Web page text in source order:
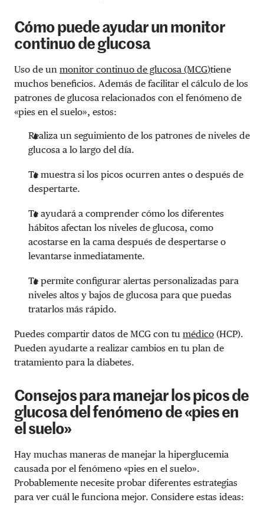
Cómo puede ayudar un monitor
continuo de glucosa
Uso de un monitor continuo de glucosa (MCG)tiene
muchos beneficios. Además de facilitar el cálculo de los
patrones de glucosa relacionados con el fenómeno de
«pies en el suelo», estos:
Realiza un seguimiento de los patrones de niveles de
glucosa a lo largo del día.
Te muestra si los picos ocurren antes o después de
despertarte.
Te ayudará a comprender cómo los diferentes
hábitos afectan los niveles de glucosa, como
acostarse en la cama después de despertarse o
levantarse inmediatamente.
Te permite configurar alertas personalizadas para
niveles altos y bajos de glucosa para que puedas
tratarlos más rápido.
Puedes compartir datos de MCG con tu médico (HCP).
Pueden ayudarte a realizar cambios en tu plan de
tratamiento para la diabetes.
Consejos para manejar los picos de
glucosa del fenómeno de «pies en
el suelo»
Hay muchas maneras de manejar la hiperglucemia
causada por el fenómeno «pies en el suelo».
Probablemente necesite probar diferentes estrategias
para ver cuál le funciona mejor. Considere estas ideas: